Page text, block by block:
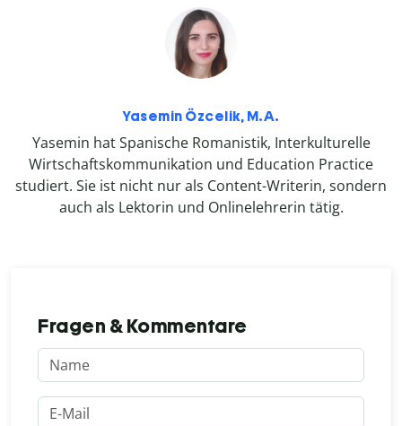
Yasemin Özcelik, M.A.
Yasemin hat Spanische Romanistik, Interkulturelle
Wirtschaftskommunikation und Education Practice
studiert. Sie ist nicht nur als Content-Writerin, sondern
auch als Lektorin und Onlinelehrerin tätig.
Fragen & Kommentare